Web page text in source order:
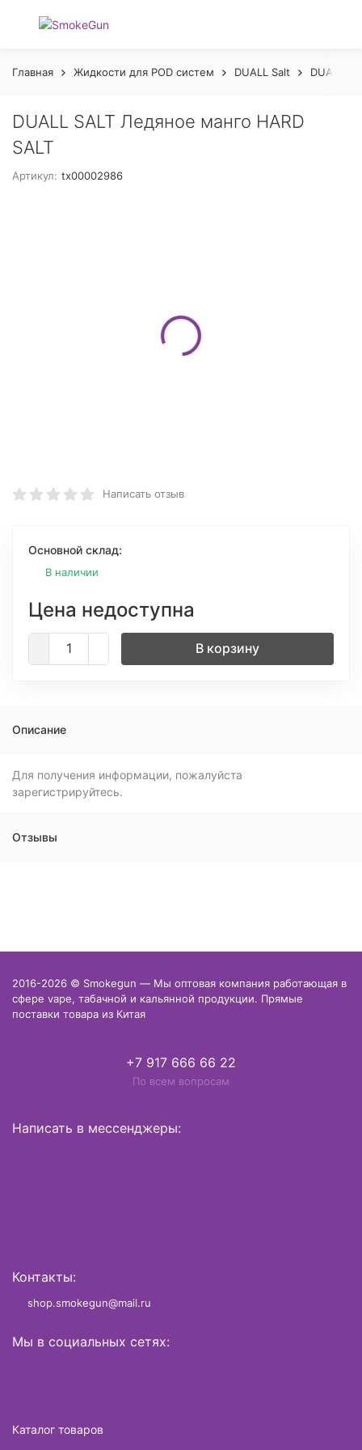
Главная Жидкости для POD систем DUALL Salt DUALL
DUALL SALT Ледяное манго HARD
SALT
Артикул: tx00002986
Написать отзыв
Основной склад:
В наличии
Цена недоступна
В корзину
Описание
Для получения информации, пожалуйста
зарегистрируйтесь.
Отзывы
2016-2026 © Smokegun — Мы оптовая компания работающая в
сфере vape, табачной и кальянной продукции. Прямые
поставки товара из Китая
+7 917 666 66 22
По всем вопросам
Написать в мессенджеры:
Контакты:
shop.smokegun@mail.ru
Мы в социальных сетях:
Каталог товаров